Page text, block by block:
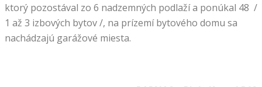
ktorý pozostával zo 6 nadzemných podlaží a ponúkal 48 /
1 až 3 izbových bytov /, na prízemí bytového domu sa
nachádzajú garážové miesta.